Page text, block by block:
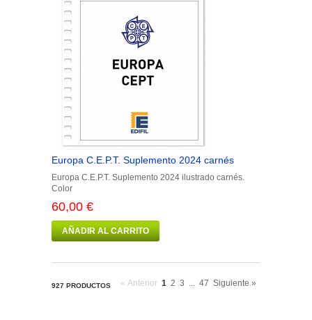
Europa C.E.P.T. Suplemento 2024 carnés
Europa C.E.P.T. Suplemento 2024 ilustrado carnés.
Color
60,00 €
AÑADIR AL CARRITO
927 PRODUCTOS « Anterior 1 2 3 ... 47 Siguiente »